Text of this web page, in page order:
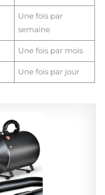
Une fois par
semaine
Une fois par mois
Une fois par jour